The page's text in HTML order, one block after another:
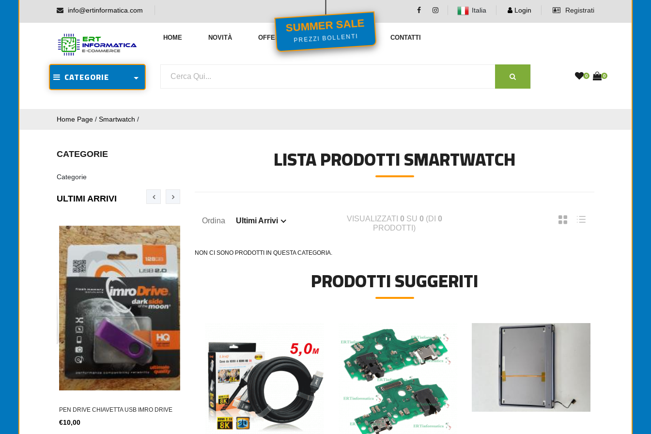
SUMMER SALE
PREZZI BOLLENTI
info@ertinformatica.com Italia Login Registrati
HOME NOVITÀ OFFERTE VENDITE FLASH CONTATTI
CATEGORIE 0 0
Home Page / Smartwatch /
CATEGORIE
Categorie
ULTIMI ARRIVI
PEN DRIVE CHIAVETTA USB IMRO DRIVE
€10,00
TONER TN-2590XL COMPATIBILE BROTHER DISSIPATORE CPU LED FRGB LGA 1700 1
€20,00
CARTUCCIA ORIGINALE CANON PG-513 C
LISTA PRODOTTI SMARTWATCH
Ordina Ultimi Arrivi VISUALIZZATI 0 SU 0 (DI 0
PRODOTTI)
NON CI SONO PRODOTTI IN QUESTA CATEGORIA.
PRODOTTI SUGGERITI